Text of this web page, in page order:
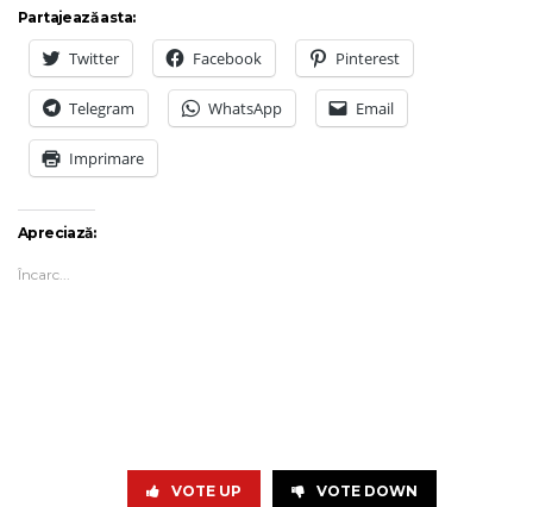
Partajează asta:
Twitter Facebook Pinterest
Telegram WhatsApp Email
Imprimare
Apreciază:
Încarc...
VOTE UP VOTE DOWN